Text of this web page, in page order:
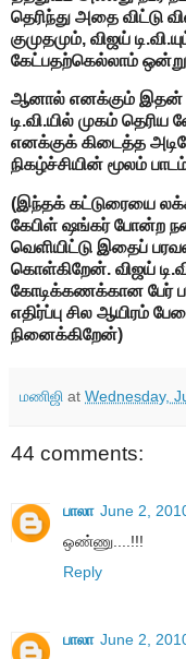
தெரிந்து அதை விட்டு
குமுதமும், விஜய்
கேட்பதற்கெல்லாம்
ஆனால் எனக்கும் இதன்
டி.வி.யில் முகம்
எனக்குக் கிடைத்த
நிகழ்ச்சியின் மூலம்
(இந்தக் கட்டுரையை
கேபிள் ஷங்கர் போன்ற
வெளியிட்டு இதைப்
கொள்கிறேன். விஜய்
கோடிக்கணக்கான பேர்
எதிர்ப்பு சில ஆயிரம்
நினைக்கிறேன்)
மணிஜி at Wednesday,
44 comments:
பாலா June 2,
ஒண்ணு....!!!
Reply
பாலா June 2,